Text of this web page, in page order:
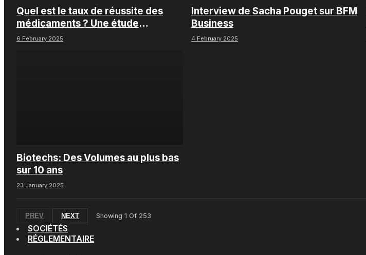
Quel est le taux de réussite des
médicaments ? Une étude
intéressante chez les Big Pharmas
6 February 2025
Interview de Sacha Pouget sur BFM
Business
4 February 2025
Biotechs: Des Volumes au plus bas
sur 10 ans
23 January 2025
PREV NEXT Showing 1 Of 253
SOCIÉTÉS
RÉGLEMENTAIRE